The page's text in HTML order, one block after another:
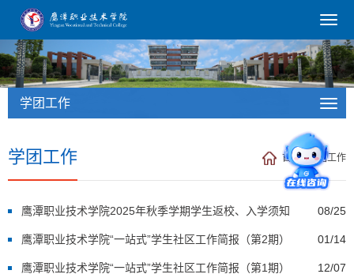
学团工作
学团工作 首页/学团工作
08/25
鹰潭职业技术学院2025年秋季学期学生返校、入学须知
01/14
鹰潭职业技术学院“一站式”学生社区工作简报（第2期）
12/07
鹰潭职业技术学院“一站式”学生社区工作简报（第1期）